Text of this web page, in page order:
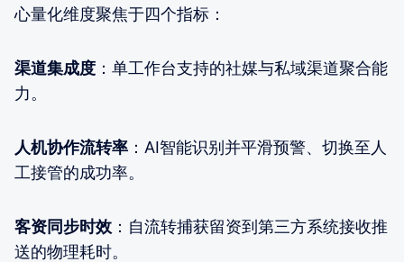
心量化维度聚焦于四个指标：
渠道集成度 ：单工作台支持的社媒与私域渠道聚合能
力。
人机协作流转率 ：AI智能识别并平滑预警、切换至人
工接管的成功率。
客资同步时效 ：自流转捕获留资到第三方系统接收推
送的物理耗时。